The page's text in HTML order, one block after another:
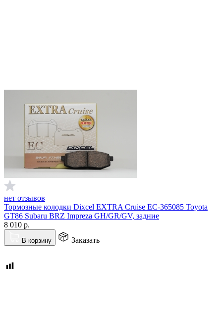
нет отзывов
Тормозные колодки Dixcel EXTRA Cruise EC-365085 Toyota
GT86 Subaru BRZ Impreza GH/GR/GV, задние
8 010 р.
В корзину Заказать